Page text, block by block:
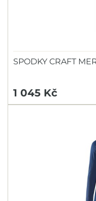
SPODKY CRAFT
1 045 Kč